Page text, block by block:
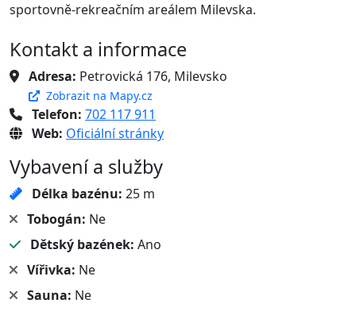
sportovně-rekreačním areálem Milevska.
Kontakt a informace
Adresa: Petrovická 176, Milevsko
Zobrazit na Mapy.cz
Telefon: 702 117 911
Web: Oficiální stránky
Vybavení a služby
Délka bazénu: 25 m
Tobogán: Ne
Dětský bazének: Ano
Vířivka: Ne
Sauna: Ne